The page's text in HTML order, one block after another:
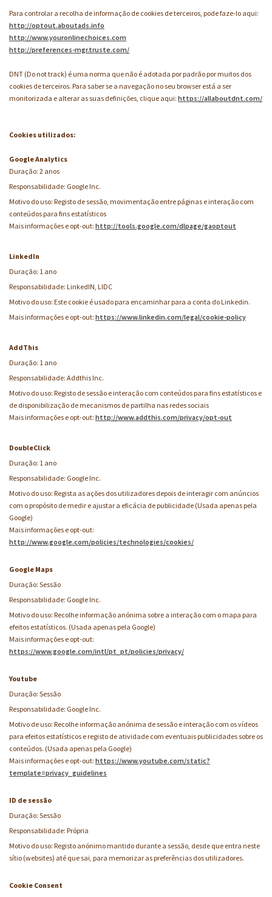
Para controlar a recolha de informação de cookies de terceiros, pode faze-lo aqui:
http://optout.aboutads.info
http://www.youronlinechoices.com
http://preferences-mgr.truste.com/
DNT (Do not track) é uma norma que não é adotada por padrão por muitos dos
cookies de terceiros. Para saber se a navegação no seu browser está a ser
monitorizada e alterar as suas definições, clique aqui: https://allaboutdnt.com/
Cookies utilizados:
Google Analytics
Duração: 2 anos
Responsabilidade: Google Inc.
Motivo do uso: Registo de sessão, movimentação entre páginas e interação com
conteúdos para fins estatísticos
Mais informações e opt-out: http://tools.google.com/dlpage/gaoptout
LinkedIn
Duração: 1 ano
Responsabilidade: LinkedIN, LIDC
Motivo do uso: Este cookie é usado para encaminhar para a conta do Linkedin.
Mais informações e opt-out: https://www.linkedin.com/legal/cookie-policy
AddThis
Duração: 1 ano
Responsabilidade: Addthis Inc.
Motivo do uso: Registo de sessão e interação com conteúdos para fins estatísticos e
de disponibilização de mecanismos de partilha nas redes sociais
Mais informações e opt-out: http://www.addthis.com/privacy/opt-out
DoubleClick
Duração: 1 ano
Responsabilidade: Google Inc.
Motivo do uso: Regista as ações dos utilizadores depois de interagir com anúncios
com o propósito de medir e ajustar a eficácia de publicidade (Usada apenas pela
Google)
Mais informações e opt-out:
http://www.google.com/policies/technologies/cookies/
Google Maps
Duração: Sessão
Responsabilidade: Google Inc.
Motivo do uso: Recolhe informação anónima sobre a interação com o mapa para
efeitos estatísticos. (Usada apenas pela Google)
Mais informações e opt-out:
https://www.google.com/intl/pt_pt/policies/privacy/
Youtube
Duração: Sessão
Responsabilidade: Google Inc.
Motivo de uso: Recolhe informação anónima de sessão e interação com os vídeos
para efeitos estatísticos e registo de atividade com eventuais publicidades sobre os
conteúdos. (Usada apenas pela Google)
Mais informações e opt-out: https://www.youtube.com/static?
template=privacy_guidelines
ID de sessão
Duração: Sessão
Responsabilidade: Própria
Motivo do uso: Registo anónimo mantido durante a sessão, desde que entra neste
sítio (websites) até que sai, para memorizar as preferências dos utilizadores.
Cookie Consent